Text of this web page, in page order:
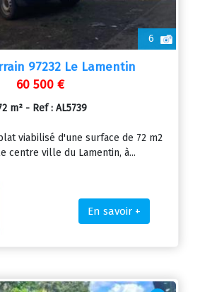
6
97232 Le Lamentin
60 500 €
m² - Ref : AL5739
viabilisé d'une surface de 72 m2
centre ville du Lamentin, à...
En savoir +